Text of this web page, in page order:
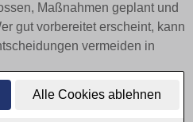
Alle Cookies ablehnen
Maßnahmen geplant und
gut vorbereitet erscheint, kann
vermeiden in